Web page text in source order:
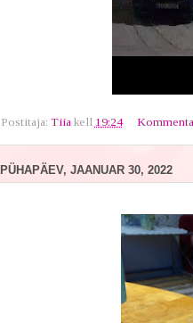
Postitaja: Tiia kell 19:24
PÜHAPÄEV, JAANUAR 30, 2022